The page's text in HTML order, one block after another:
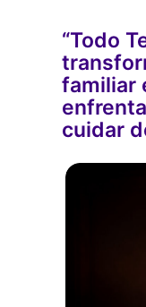
“Todo
familiar
cuidar